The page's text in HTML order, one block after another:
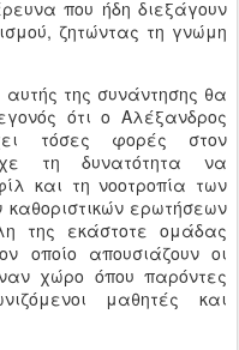
που ήδη διεξάγουν
ζητώντας τη γνώμη
της συνάντησης θα
ότι ο Αλέξανδρος
τόσες φορές στον
τη δυνατότητα να
και τη νοοτροπία των
ερωτήσεων
της εκάστοτε ομάδας
οποίο απουσιάζουν οι
χώρο όπου παρόντες
μαθητές και